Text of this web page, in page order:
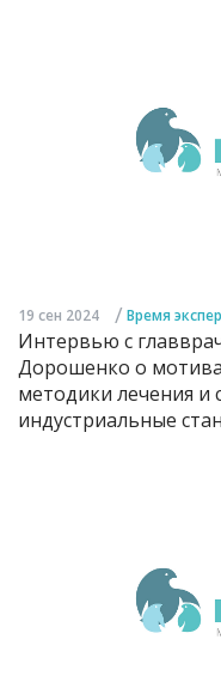
19 сен 2024 / Время
Интервью с
Дорошенко о
методики лечения и
индустриальные